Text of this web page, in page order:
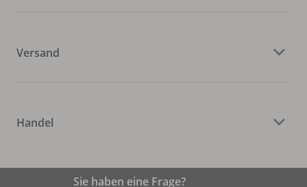
Versand
Handel
Sie haben eine Frage?